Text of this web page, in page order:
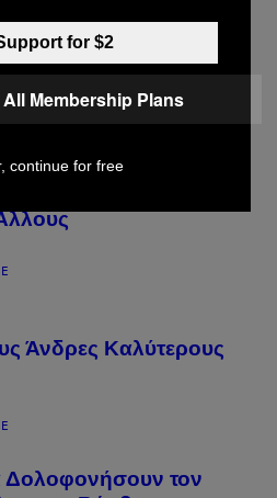
Δημιούργησε μια
Μέχρι και Τρία Χρόνια
της
Γίνεστε πιο
Άνδρες Καλύτερους
Δολοφονήσουν τον
for $2
All Membership Plans
continue for free